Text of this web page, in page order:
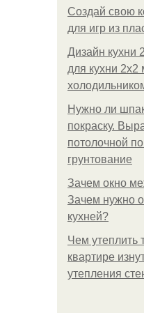
Создай свою
для игр из
Дизайн кухни
для кухни 2х2
Нужно ли
покраску.
потолочной
грунтование
Зачем окно
Зачем нужно
кухней?
Чем утеплить
квартире
утепления